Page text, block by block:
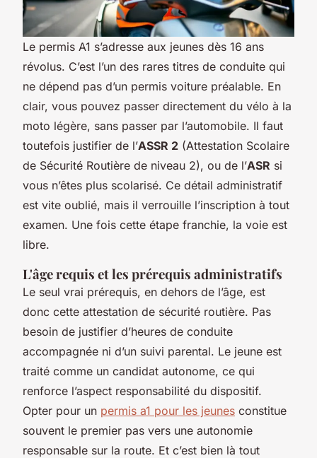
Le permis A1 s’adresse aux jeunes dès 16 ans
révolus. C’est l’un des rares titres de conduite qui
ne dépend pas d’un permis voiture préalable. En
clair, vous pouvez passer directement du vélo à la
moto légère, sans passer par l’automobile. Il faut
toutefois justifier de l’ASSR 2 (Attestation Scolaire
de Sécurité Routière de niveau 2), ou de l’ASR si
vous n’êtes plus scolarisé. Ce détail administratif
est vite oublié, mais il verrouille l’inscription à tout
examen. Une fois cette étape franchie, la voie est
libre.
L'âge requis et les prérequis administratifs
Le seul vrai prérequis, en dehors de l’âge, est
donc cette attestation de sécurité routière. Pas
besoin de justifier d’heures de conduite
accompagnée ni d’un suivi parental. Le jeune est
traité comme un candidat autonome, ce qui
renforce l’aspect responsabilité du dispositif.
Opter pour un permis a1 pour les jeunes constitue
souvent le premier pas vers une autonomie
responsable sur la route. Et c’est bien là tout